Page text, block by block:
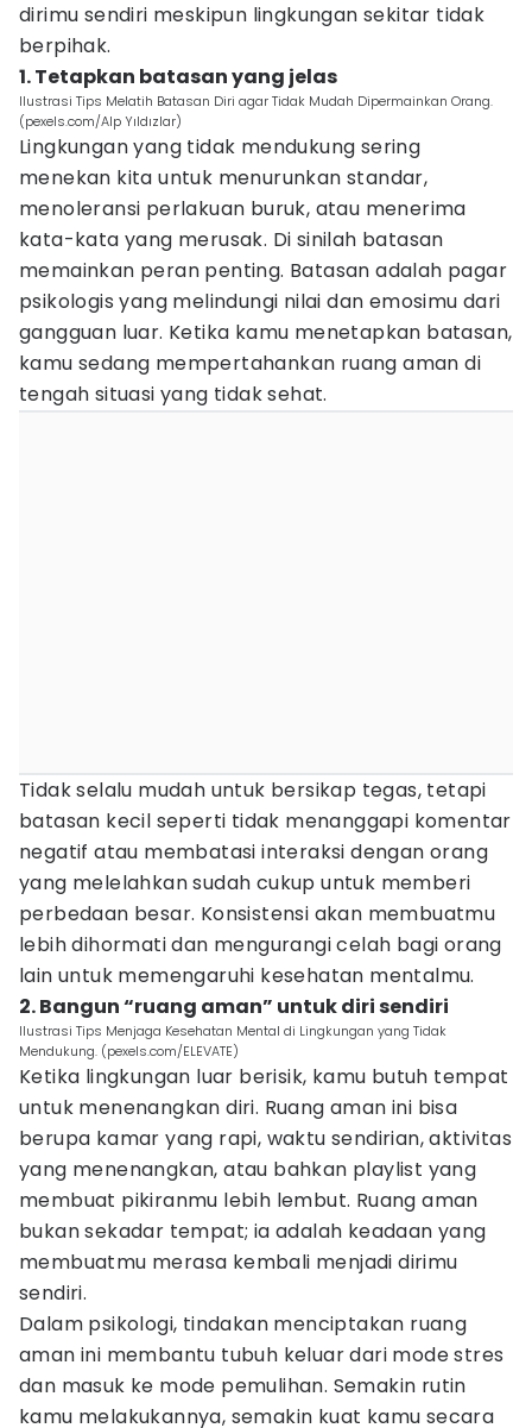
dirimu sendiri meskipun lingkungan sekitar tidak
berpihak.
1. Tetapkan batasan yang jelas
Ilustrasi Tips Melatih Batasan Diri agar Tidak Mudah Dipermainkan Orang.
(pexels.com/Alp Yıldızlar)
Lingkungan yang tidak mendukung sering
menekan kita untuk menurunkan standar,
menoleransi perlakuan buruk, atau menerima
kata-kata yang merusak. Di sinilah batasan
memainkan peran penting. Batasan adalah pagar
psikologis yang melindungi nilai dan emosimu dari
gangguan luar. Ketika kamu menetapkan batasan,
kamu sedang mempertahankan ruang aman di
tengah situasi yang tidak sehat.
Tidak selalu mudah untuk bersikap tegas, tetapi
batasan kecil seperti tidak menanggapi komentar
negatif atau membatasi interaksi dengan orang
yang melelahkan sudah cukup untuk memberi
perbedaan besar. Konsistensi akan membuatmu
lebih dihormati dan mengurangi celah bagi orang
lain untuk memengaruhi kesehatan mentalmu.
2. Bangun “ruang aman” untuk diri sendiri
Ilustrasi Tips Menjaga Kesehatan Mental di Lingkungan yang Tidak
Mendukung. (pexels.com/ELEVATE)
Ketika lingkungan luar berisik, kamu butuh tempat
untuk menenangkan diri. Ruang aman ini bisa
berupa kamar yang rapi, waktu sendirian, aktivitas
yang menenangkan, atau bahkan playlist yang
membuat pikiranmu lebih lembut. Ruang aman
bukan sekadar tempat; ia adalah keadaan yang
membuatmu merasa kembali menjadi dirimu
sendiri.
Dalam psikologi, tindakan menciptakan ruang
aman ini membantu tubuh keluar dari mode stres
dan masuk ke mode pemulihan. Semakin rutin
kamu melakukannya, semakin kuat kamu secara